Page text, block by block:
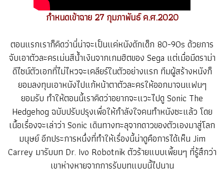
กำหนดเข้าฉาย 27 กุมภาพันธ์ ค.ศ.2020
ตอนแรกเราก็คิดว่านี่น่าจะเป็นแค่หนังดักเด็ก 80-90s ด้วยการ
จับเอาตัวละครเม่นสีน้ำเงินจากเกมฮิตของ Sega แต่เมื่อมีดราม่า
ดีไซน์ตัวเอกที่ไม่ไหวจะเคลียร์ในตัวอย่างแรก ทีมผู้สร้างหนังก็
ยอมลงทุนเอาหนังไปแก้หน้าตาตัวละครให้ออกมาจนแฟนๆ
ยอมรับ ทำให้ตอนนี้เราคิดว่าอยากจะแวะไปดู Sonic The
Hedgehog ฉบับปรับปรุงเพื่อให้กำลังใจคนทำหนังซะแล้ว โดย
เนื้อเรื่องจะเล่าว่า Sonic เดินทางทะลุจากดาวของตัวเองมาสู่โลก
มนุษย์ อีกประการหนึ่งที่ทำให้เรื่องนี้น่าดูคือการได้เห็น Jim
Carrey มารับบท Dr. Ivo Robotnik ตัวร้ายแบบเพี้ยนๆ ที่รู้สึกว่า
เขาห่างหายจากการรับบทแบบนี้ไปนาน